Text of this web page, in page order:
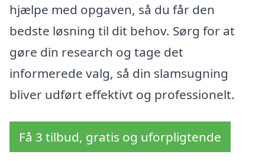
hjælpe med opgaven, så du får den
bedste løsning til dit behov. Sørg for at
gøre din research og tage det
informerede valg, så din slamsugning
bliver udført effektivt og professionelt.
Få 3 tilbud, gratis og uforpligtende